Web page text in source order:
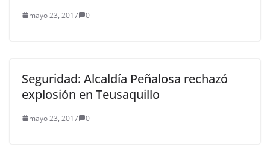
mayo 23, 2017 0
Seguridad: Alcaldía Peñalosa rechazó
explosión en Teusaquillo
mayo 23, 2017 0